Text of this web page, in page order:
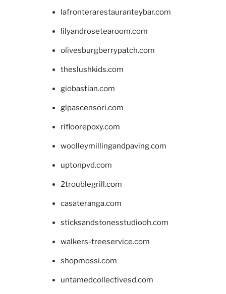
lafronterarestauranteybar.com
lilyandrosetearoom.com
olivesburgberrypatch.com
theslushkids.com
giobastian.com
glpascensori.com
rifloorepoxy.com
woolleymillingandpaving.com
uptonpvd.com
2troublegrill.com
casateranga.com
sticksandstonesstudiooh.com
walkers-treeservice.com
shopmossi.com
untamedcollectivesd.com